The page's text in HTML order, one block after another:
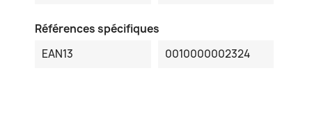
Références spécifiques
EAN13
0010000002324